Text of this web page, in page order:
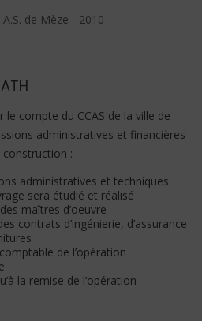
de Mèze - 2010
compte du CCAS de la ville de
administratives et financières
:
administratives et techniques
sera étudié et réalisé
maîtres d’oeuvre
contrats d’ingénierie, d’assurance
de l’opération
la remise de l’opération